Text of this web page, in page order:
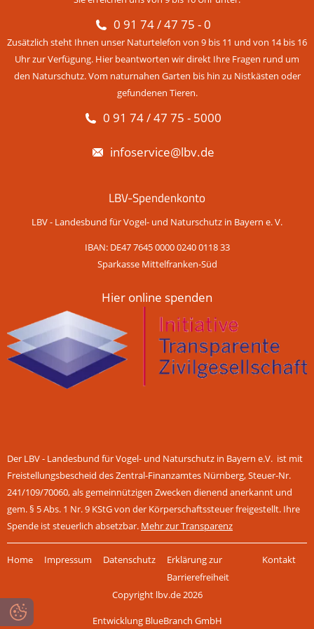
0 91 74 / 47 75 - 0
Zusätzlich steht Ihnen unser Naturtelefon von 9 bis 11 und von 14 bis 16
Uhr zur Verfügung. Hier beantworten wir direkt Ihre Fragen rund um
den Naturschutz. Vom naturnahen Garten bis hin zu Nistkästen oder
gefundenen Tieren.
0 91 74 / 47 75 - 5000
infoservice@lbv.de
LBV-Spendenkonto
LBV - Landesbund für Vogel- und Naturschutz in Bayern e. V.
IBAN: DE47 7645 0000 0240 0118 33
Sparkasse Mittelfranken-Süd
Hier online spenden
Der LBV - Landesbund für Vogel- und Naturschutz in Bayern e.V. ist mit
Freistellungsbescheid des Zentral-Finanzamtes Nürnberg, Steuer-Nr.
241/109/70060, als gemeinnützigen Zwecken dienend anerkannt und
gem. § 5 Abs. 1 Nr. 9 KStG von der Körperschaftssteuer freigestellt. Ihre
Spende ist steuerlich absetzbar. Mehr zur Transparenz
überspringen
Home Impressum Datenschutz
Erklärung zur
Barrierefreiheit
Kontakt
Copyright lbv.de 2026
Entwicklung BlueBranch GmbH